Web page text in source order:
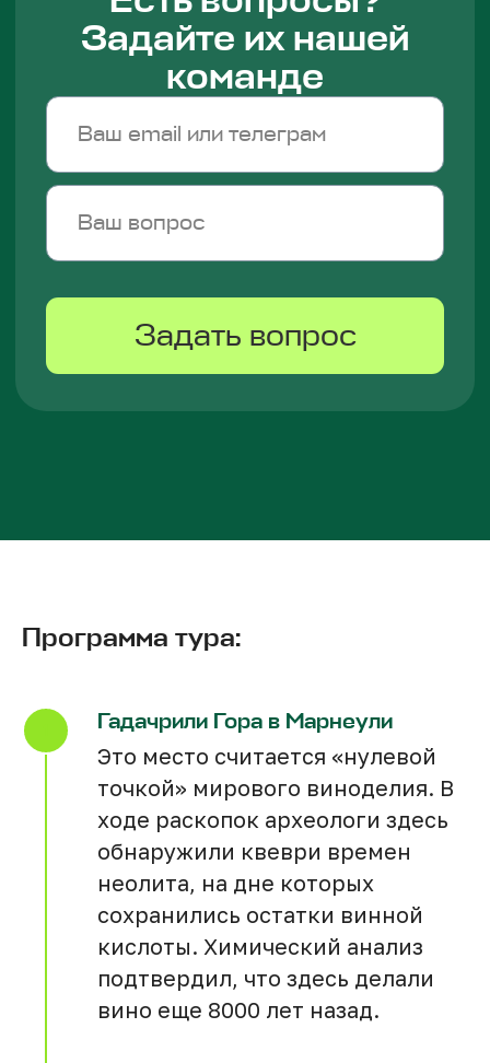
Программа тура:
Гадачрили Гора в Марнеули
Это место считается «нулевой
точкой» мирового виноделия. В
ходе раскопок археологи здесь
обнаружили квеври времен
неолита, на дне которых
сохранились остатки винной
кислоты. Химический анализ
подтвердил, что здесь делали
вино еще 8000 лет назад.
Количество мест ограничено!
К оплате — 207230
GEL
Что входит в стоимость:
Трансфер по маршруту
Обед в кафе